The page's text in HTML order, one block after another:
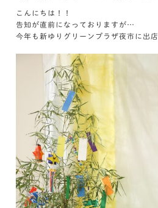
こんにちは！！
告知が直前になっておりますが…
今年も新ゆりグリーンプラザ夜市に出店